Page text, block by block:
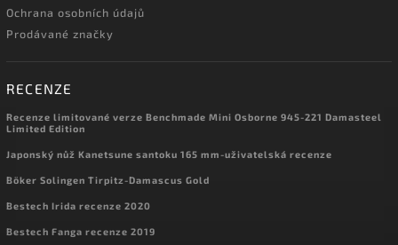
Ochrana osobních údajů
Prodávané značky
RECENZE
Recenze limitované verze Benchmade Mini Osborne 945-221 Damasteel
Limited Edition
Japonský nůž Kanetsune santoku 165 mm-uživatelská recenze
Böker Solingen Tirpitz-Damascus Gold
Bestech Irida recenze 2020
Bestech Fanga recenze 2019